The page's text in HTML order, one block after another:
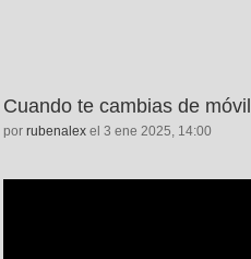
Cuando te cambias de móvil
por rubenalex el 3 ene 2025, 14:00